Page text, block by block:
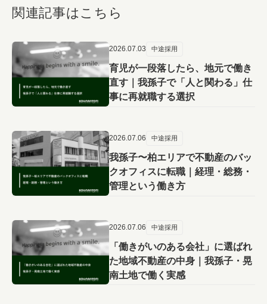
関連記事はこちら
2026.07.03 中途採用
育児が一段落したら、地元で働き
直す｜我孫子で「人と関わる」仕
事に再就職する選択
2026.07.06 中途採用
我孫子〜柏エリアで不動産のバッ
クオフィスに転職｜経理・総務・
管理という働き方
2026.07.06 中途採用
「働きがいのある会社」に選ばれ
た地域不動産の中身｜我孫子・晃
南土地で働く実感